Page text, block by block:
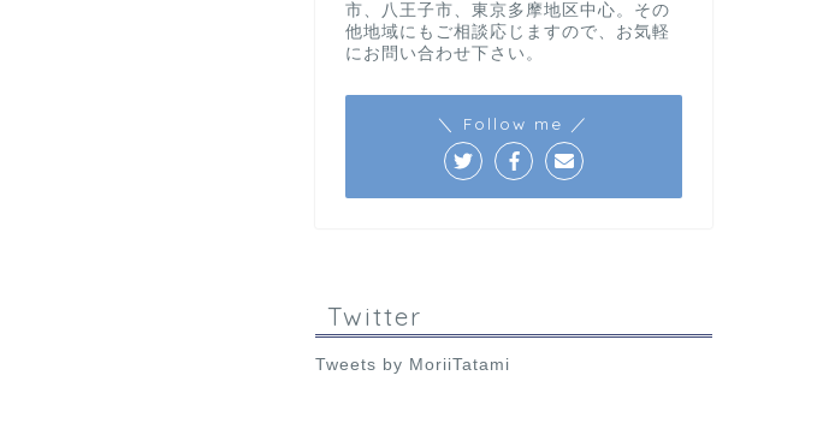
市、八王子市、東京多摩地区中心。その
他地域にもご相談応じますので、お気軽
にお問い合わせ下さい。
＼ Follow me ／
Twitter
Tweets by MoriiTatami